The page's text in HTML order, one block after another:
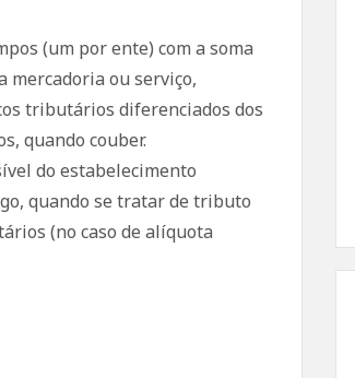
(um por ente) com a soma
mercadoria ou serviço,
tributários diferenciados dos
quando couber.
do estabelecimento
quando se tratar de tributo
(no caso de alíquota